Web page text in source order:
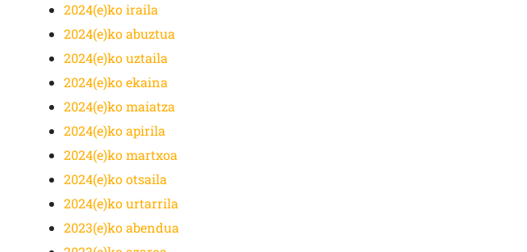
2024(e)ko iraila
2024(e)ko abuztua
2024(e)ko uztaila
2024(e)ko ekaina
2024(e)ko maiatza
2024(e)ko apirila
2024(e)ko martxoa
2024(e)ko otsaila
2024(e)ko urtarrila
2023(e)ko abendua